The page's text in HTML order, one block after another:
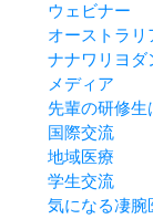
ウェビナー
オーストラリ
ナナワリヨダ
メディア
先輩の研修生
国際交流
地域医療
学生交流
気になる凄腕